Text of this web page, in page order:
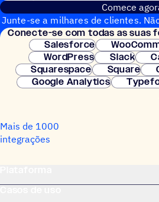
Comece
Junte-se a milhares de clientes.
crédito. Configuração
Conecte-se com todas as suas
Salesforce
WordPress
Slack
Squarespace
Square
Google Analytics
Mais de 1000
integrações